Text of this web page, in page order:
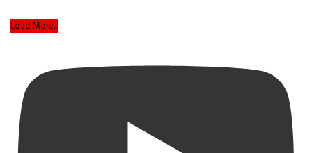
Load More...